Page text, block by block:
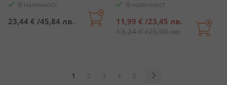
В наличност
23,44 € /45,84 лв.
В наличност
Специална
цена
11,99 € /23,45 лв.
13,24 €/25,90 лв.
Страница
В
1 Страница
2 Страница
3 Страница
4 Страница
5